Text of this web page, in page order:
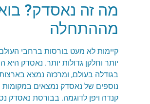
מה זה נאסדק?
מההתחלה
קיימות לא מעט בורסות ברחבי
יותר וחלקן גדולות יותר. נאסדק היא
בגודלה בעולם, ומרכזה נמצא
נוספים של נאסדק נמצאים במקומות
קנדה ויפן לדוגמה. בבורסת נאסדק